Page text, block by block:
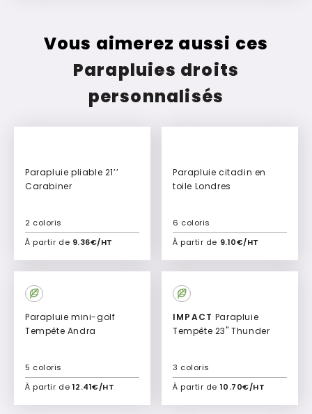
Vous aimerez aussi ces
Parapluies droits
personnalisés
Parapluie pliable 21’’
Carabiner
À partir de 9.36€/HT
2 coloris
Ajouter à mon devis
Parapluie citadin en
toile Londres
À partir de 9.10€/HT
6 coloris
Ajouter à mon devis
Parapluie mini-golf
Tempête Andra
À partir de 12.41€/HT
5 coloris
Ajouter à mon devis
Culte
IMPACT
Tempête 23" Thunder
À partir de 10.70€/HT
3 coloris
Ajouter à mon devis